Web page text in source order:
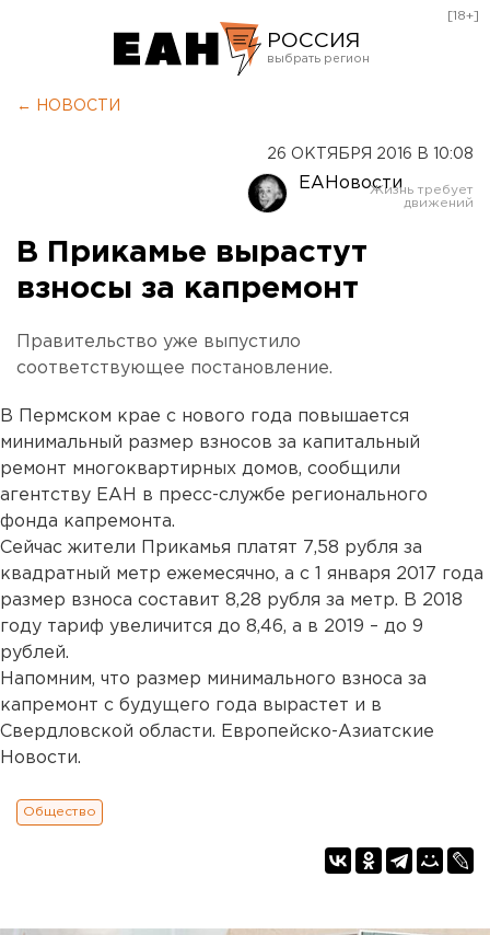
РОССИЯ
Оренбург
[18+]
← НОВОСТИ
26 ОКТЯБРЯ 2016 В 10:08
ЕАНовости
В Прикамье вырастут
взносы за капремонт
Правительство уже выпустило
соответствующее постановление.
В Пермском крае с нового года повышается
минимальный размер взносов за капитальный
ремонт многоквартирных домов, сообщили
агентству ЕАН в пресс-службе регионального
фонда капремонта.
Сейчас жители Прикамья платят 7,58 рубля за
квадратный метр ежемесячно, а с 1 января 2017 года
размер взноса составит 8,28 рубля за метр. В 2018
году тариф увеличится до 8,46, а в 2019 – до 9
рублей.
Напомним, что размер минимального взноса за
капремонт с будущего года вырастет и в
Свердловской области. Европейско-Азиатские
Новости.
Общество